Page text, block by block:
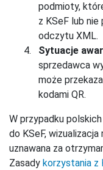
podmioty,
z KSeF lub nie
odczytu XML.
Sytuacje
sprzedawca
może
kodami QR.
W przypadku
do KSeF,
uznawana za
Zasady korzystania z